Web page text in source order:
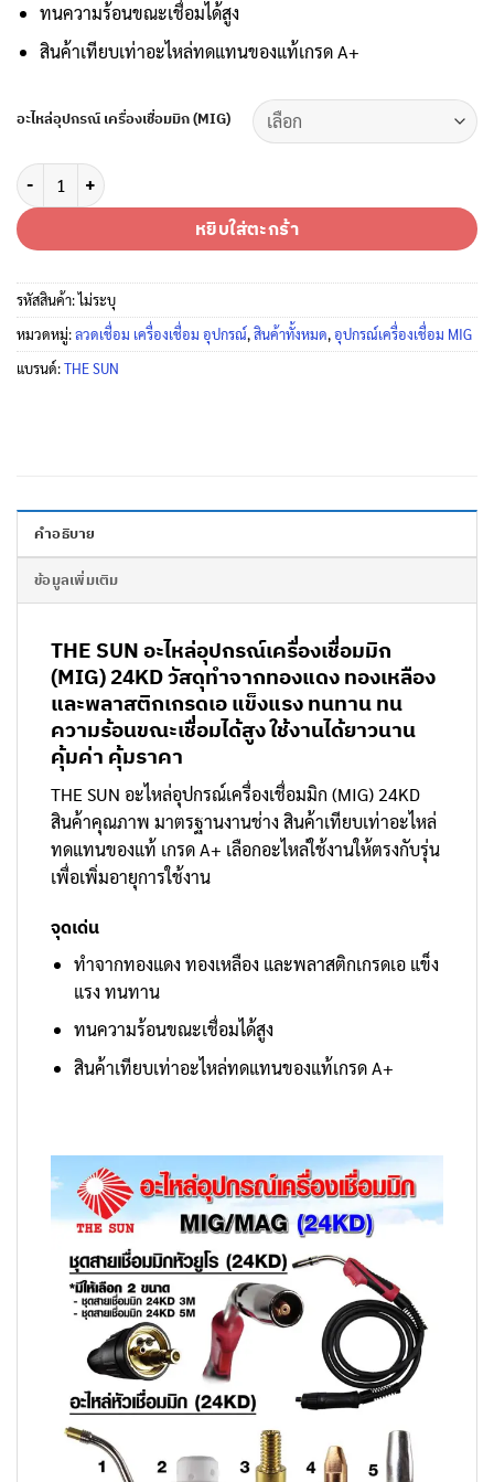
ทนความร้อนขณะเชื่อมได้สูง
สินค้าเทียบเท่าอะไหล่ทดแทนของแท้เกรด A+
อะไหล่อุปกรณ์ เครื่องเชื่อมมิก (MIG)
จำนวน THE SUN อะไหล่อุปกรณ์เครื่องเชื่อมมิก (MIG) 24KD ชิ้น
หยิบใส่ตะกร้า
รหัสสินค้า:ไม่ระบุ
หมวดหมู่:ลวดเชื่อม เครื่องเชื่อม อุปกรณ์,สินค้าทั้งหมด,อุปกรณ์เครื่องเชื่อม MIG
แบรนด์:THE SUN
คำอธิบาย
ข้อมูลเพิ่มเติม
THE SUN อะไหล่อุปกรณ์เครื่องเชื่อมมิก
(MIG) 24KD วัสดุทำจากทองแดง ทองเหลือง
และพลาสติกเกรดเอ แข็งแรง ทนทาน ทน
ความร้อนขณะเชื่อมได้สูง ใช้งานได้ยาวนาน
คุ้มค่า คุ้มราคา
THE SUN อะไหล่อุปกรณ์เครื่องเชื่อมมิก (MIG) 24KD
สินค้าคุณภาพ มาตรฐานงานช่าง สินค้าเทียบเท่าอะไหล่
ทดแทนของแท้ เกรด A+ เลือกอะไหล่ใช้งานให้ตรงกับรุ่น
เพื่อเพิ่มอายุการใช้งาน
จุดเด่น
ทำจากทองแดง ทองเหลือง และพลาสติกเกรดเอ แข็ง
แรง ทนทาน
ทนความร้อนขณะเชื่อมได้สูง
สินค้าเทียบเท่าอะไหล่ทดแทนของแท้เกรด A+